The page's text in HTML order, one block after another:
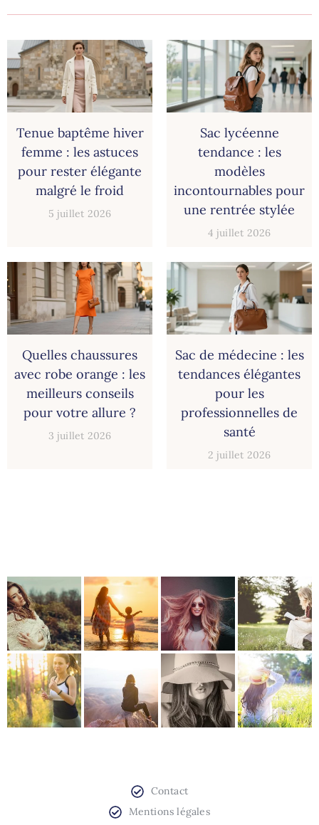
Tenue baptême hiver
femme : les astuces
pour rester élégante
malgré le froid
5 juillet 2026
Sac lycéenne
tendance : les
modèles
incontournables pour
une rentrée stylée
4 juillet 2026
Quelles chaussures
avec robe orange : les
meilleurs conseils
pour votre allure ?
3 juillet 2026
Sac de médecine : les
tendances élégantes
pour les
professionnelles de
santé
2 juillet 2026
Contact
Mentions légales